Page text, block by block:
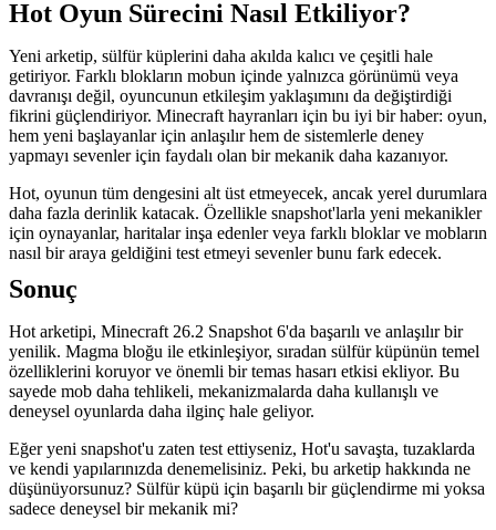
Hot Oyun Sürecini Nasıl Etkiliyor?
Yeni arketip, sülfür küplerini daha akılda kalıcı ve çeşitli hale
getiriyor. Farklı blokların mobun içinde yalnızca görünümü veya
davranışı değil, oyuncunun etkileşim yaklaşımını da değiştirdiği
fikrini güçlendiriyor. Minecraft hayranları için bu iyi bir haber: oyun,
hem yeni başlayanlar için anlaşılır hem de sistemlerle deney
yapmayı sevenler için faydalı olan bir mekanik daha kazanıyor.
Hot, oyunun tüm dengesini alt üst etmeyecek, ancak yerel durumlara
daha fazla derinlik katacak. Özellikle snapshot'larla yeni mekanikler
için oynayanlar, haritalar inşa edenler veya farklı bloklar ve mobların
nasıl bir araya geldiğini test etmeyi sevenler bunu fark edecek.
Sonuç
Hot arketipi, Minecraft 26.2 Snapshot 6'da başarılı ve anlaşılır bir
yenilik. Magma bloğu ile etkinleşiyor, sıradan sülfür küpünün temel
özelliklerini koruyor ve önemli bir temas hasarı etkisi ekliyor. Bu
sayede mob daha tehlikeli, mekanizmalarda daha kullanışlı ve
deneysel oyunlarda daha ilginç hale geliyor.
Eğer yeni snapshot'u zaten test ettiyseniz, Hot'u savaşta, tuzaklarda
ve kendi yapılarınızda denemelisiniz. Peki, bu arketip hakkında ne
düşünüyorsunuz? Sülfür küpü için başarılı bir güçlendirme mi yoksa
sadece deneysel bir mekanik mi?